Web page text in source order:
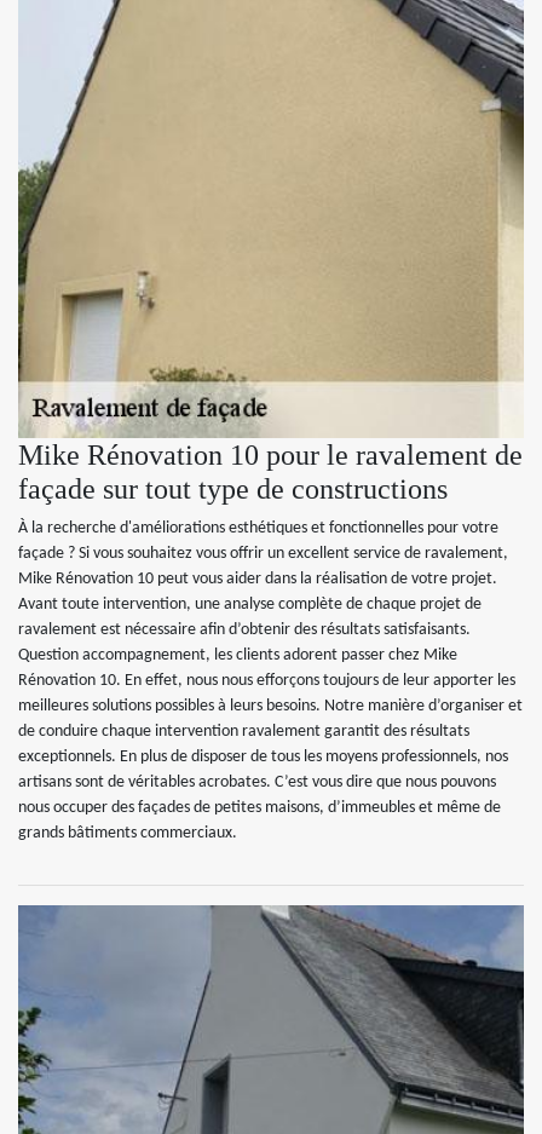
Mike Rénovation 10 pour le ravalement de
façade sur tout type de constructions
À la recherche d'améliorations esthétiques et fonctionnelles pour votre
façade ? Si vous souhaitez vous offrir un excellent service de ravalement,
Mike Rénovation 10 peut vous aider dans la réalisation de votre projet.
Avant toute intervention, une analyse complète de chaque projet de
ravalement est nécessaire afin d’obtenir des résultats satisfaisants.
Question accompagnement, les clients adorent passer chez Mike
Rénovation 10. En effet, nous nous efforçons toujours de leur apporter les
meilleures solutions possibles à leurs besoins. Notre manière d’organiser et
de conduire chaque intervention ravalement garantit des résultats
exceptionnels. En plus de disposer de tous les moyens professionnels, nos
artisans sont de véritables acrobates. C’est vous dire que nous pouvons
nous occuper des façades de petites maisons, d’immeubles et même de
grands bâtiments commerciaux.